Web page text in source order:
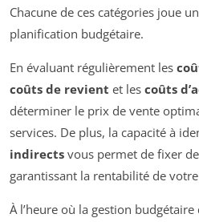
Chacune de ces catégories joue
planification budgétaire.
En évaluant régulièrement les
coûts de revient et les coûts
déterminer le prix de vente
services. De plus, la capacité à
indirects vous permet de fixer
garantissant la rentabilité de
À l’heure où la gestion